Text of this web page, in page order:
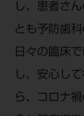
し、患者さ
とも予防歯
日々の臨床
し、安心し
ら、コロナ